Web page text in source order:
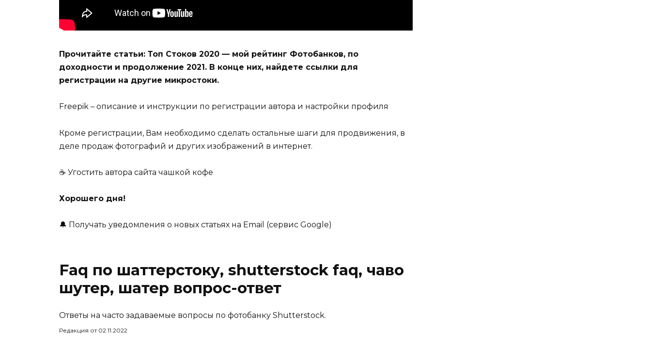
Прочитайте статьи: Топ Стоков 2020 — мой рейтинг Фотобанков, по
доходности и продолжение 2021. В конце них, найдете ссылки для
регистрации на другие микростоки.
Freepik – описание и инструкции по регистрации автора и настройки профиля
Кроме регистрации, Вам необходимо сделать остальные шаги для продвижения, в
деле продаж фотографий и других изображений в интернет.
☕ Угостить автора сайта чашкой кофе
Хорошего дня!
🔔 Получать уведомления о новых статьях на Email (сервис Google)
Faq по шаттерстоку, shutterstock faq, чаво
шутер, шатер вопрос-ответ
Ответы на часто задаваемые вопросы по фотобанку Shutterstock.
Редакция от 02.11.2022